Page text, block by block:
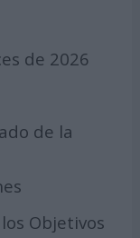
de 2026
de la
Objetivos